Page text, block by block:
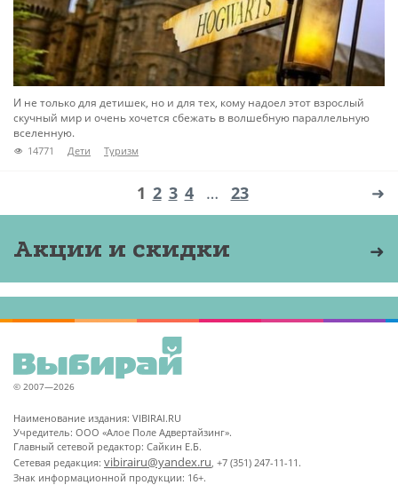
И не только для детишек, но и для тех, кому надоел этот взрослый
скучный мир и очень хочется сбежать в волшебную параллельную
вселенную.
14771 Дети Туризм
1 2 3 4 … 23 ➜
Акции и скидки
© 2007—2026
Наименование издания: VIBIRAI.RU
Учредитель: ООО «Алое Поле Адвертайзинг».
Главный сетевой редактор: Сайкин Е.Б.
Сетевая редакция: vibirairu@yandex.ru , +7 (351) 247-11-11.
Знак информационной продукции: 16+.